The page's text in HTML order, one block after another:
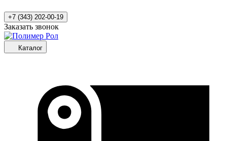
+7 (343) 202-00-19
Заказать звонок
Каталог